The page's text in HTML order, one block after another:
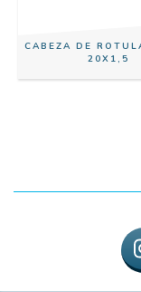
CABEZA DE
20X1,5